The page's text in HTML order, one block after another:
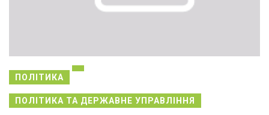
ПОЛІТИКА
ПОЛІТИКА ТА ДЕРЖАВНЕ УПРАВЛІННЯ